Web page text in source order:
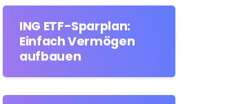
ING ETF-Sparplan:
Einfach Vermögen
aufbauen